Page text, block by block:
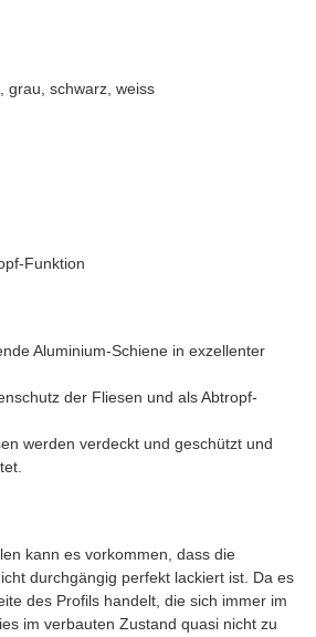
grau, schwarz, weiss
Funktion
Aluminium-Schiene in exzellenter
der Fliesen und als Abtropf-
werden verdeckt und geschützt und
kann es vorkommen, dass die
durchgängig perfekt lackiert ist. Da es
des Profils handelt, die sich immer im
im verbauten Zustand quasi nicht zu